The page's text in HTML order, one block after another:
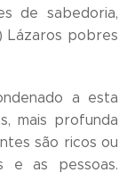
de sabedoria,
Lázaros pobres
a esta
mais profunda
são ricos ou
e as pessoas.